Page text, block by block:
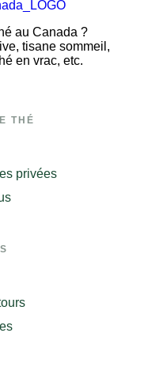
au Canada ?
tisane sommeil,
en vrac, etc.
THÉ
privées